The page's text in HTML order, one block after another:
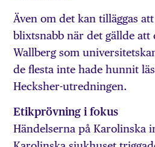
Även om det kan tilläggas
blixtsnabb när det gällde att
Wallberg som
de flesta inte hade hunnit
Hecksher-utredningen.
Etikprövning i fokus
Händelserna på Karolinska